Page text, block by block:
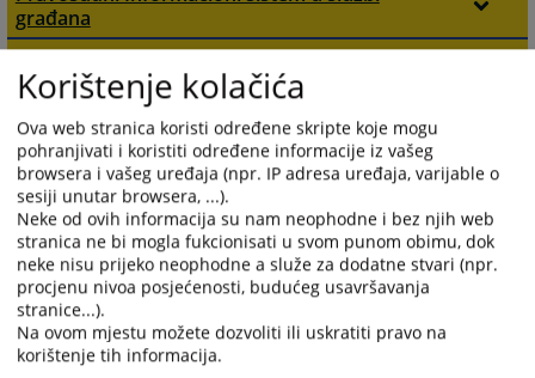
građana
E servisi za građane
Interaktivna mapa o radu sudova u BiH
Online pristup sudskim predmetima
"E-sud" - Mobilna aplikacija za pristup sudskim
predmetima
Raspored suđenja
Kalkulator sudskih taksi
Kalkulator sudskih troškova
Usluge sudova
Uvjerenja i potvrde
Zemljišne knjige
Ovjere i prepisi
SOKOP - Mal
Sistem za elektronsko podnošenje i obradu
predmeta male vrijednosti
Sudske prodaje
Nekretnine
Vozila
Ostale prodaje
Korištenje kolačića
Ova web stranica koristi određene skripte koje mogu
pohranjivati i koristiti određene informacije iz vašeg
browsera i vašeg uređaja (npr. IP adresa uređaja, varijable o
sesiji unutar browsera, ...).
Neke od ovih informacija su nam neophodne i bez njih web
stranica ne bi mogla fukcionisati u svom punom obimu, dok
neke nisu prijeko neophodne a služe za dodatne stvari (npr.
procjenu nivoa posjećenosti, budućeg usavršavanja
stranice...).
Na ovom mjestu možete dozvoliti ili uskratiti pravo na
korištenje tih informacija.